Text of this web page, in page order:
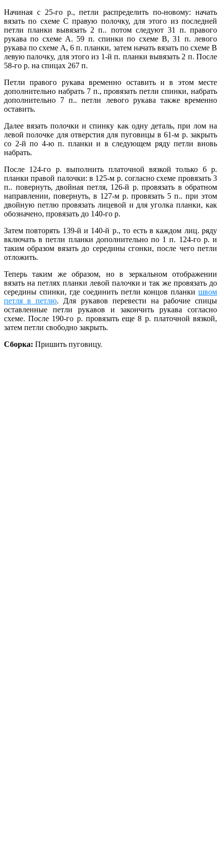
Начиная с 25-го р., петли распределить по-новому: начать
вязать по схеме С правую полочку, для этого из последней
петли планки вывязать 2 п.. потом следуют 31 п. правого
рукава по схеме А. 59 п. спинки по схеме В, 31 п. левого
рукава по схеме А, 6 п. планки, затем начать вязать по схеме В
левую палочку, для этого из 1-й п. планки вывязать 2 п. После
58-го р. на спицах 267 п.
Петли правого рукава временно оставить и в этом месте
дополнительно набрать 7 п., провязать петли спинки, набрать
дополнительно 7 п.. петли левого рукава также временно
оставить.
Далее вязать полочки и спинку как одну деталь, при лом на
левой полочке для отверстия для пуговицы в 61-м р. закрыть
со 2-й по 4-ю п. планки и в следующем ряду петли вновь
набрать.
После 124-го р. выполнить платочной вязкой только 6 р.
планки правой палочки: в 125-м р. согласно схеме провязать 3
п.. повернуть, двойная петля, 126-й р. провязать в обратном
направлении, повернуть, в 127-м р. провязать 5 п.. при этом
двойную петлю провязать лицевой и для уголка планки, как
обозначено, провязать до 140-го р.
Затем повторять 139-й и 140-й р., то есть в каждом лиц. ряду
включать в петли планки дополнительно по 1 п. 124-го р. и
таким образом вязать до середины сгонки, после чего петли
отложить.
Теперь таким же образом, но в зеркальном отображении
вязать на петлях планки левой палочки и так же провязать до
середины спинки, где соединить петли концов планки швом
петля в петлю. Для рукавов перевести на рабочие спицы
оставленные петли рукавов и закончить рукава согласно
схеме. После 190-го р. провязать еще 8 р. платочной вязкой,
затем петли свободно закрыть.
Сборка: Пришить пуговицу.